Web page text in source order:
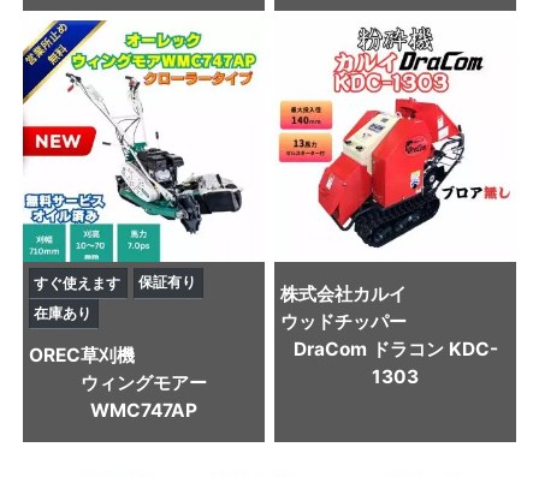
すぐ使えます
保証有り
在庫あり
OREC草刈機
ウィングモアー
WMC747AP
株式会社カルイ
ウッドチッパー
DraCom ドラコン KDC-
1303